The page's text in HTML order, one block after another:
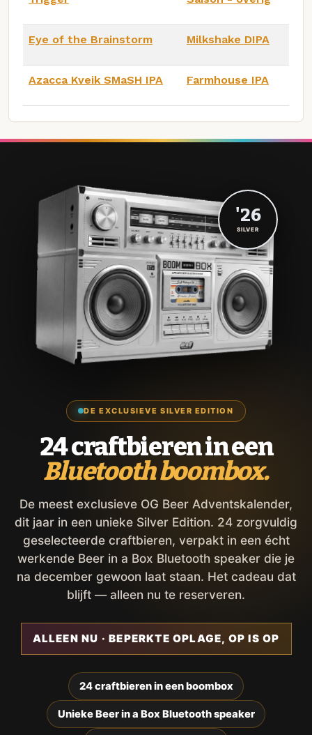
Eye of the Brainstorm Milkshake DIPA
Azacca Kveik SMaSH IPA Farmhouse IPA
DE EXCLUSIEVE SILVER EDITION
24 craftbieren in een
Bluetooth boombox.
De meest exclusieve OG Beer Adventskalender,
dit jaar in een unieke Silver Edition. 24 zorgvuldig
geselecteerde craftbieren, verpakt in een écht
werkende Beer in a Box Bluetooth speaker die je
na december gewoon laat staan. Het cadeau dat
blijft — alleen nu te reserveren.
ALLEEN NU · BEPERKTE OPLAGE, OP IS OP
24 craftbieren in een boombox
Unieke Beer in a Box Bluetooth speaker
'26
SILVER